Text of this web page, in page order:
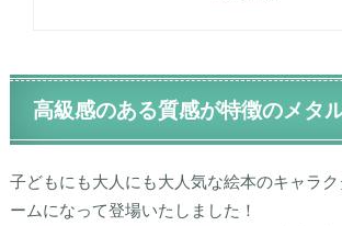
高級感のある質感が特徴のメタ
子どもにも大人にも大人気な絵本のキャラ
ームになって登場いたしました！